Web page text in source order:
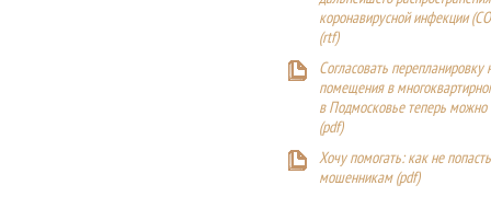
коронавирусной инфекции
(rtf)
Согласовать перепланировку
помещения в
в Подмосковье теперь можно
(pdf)
Хочу помогать: как не
мошенникам (pdf)